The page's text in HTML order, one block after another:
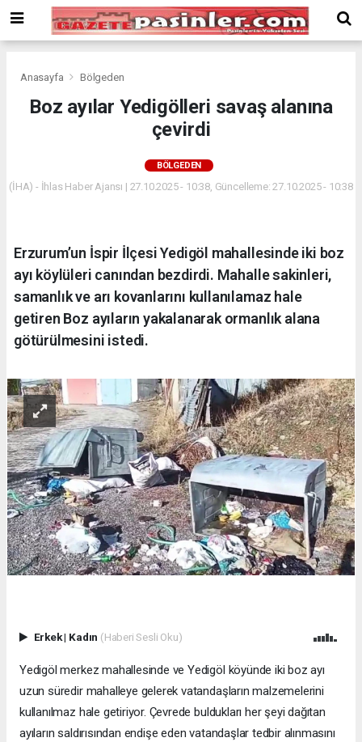
Bonusu
Veren
deneme
siteler
Veren
Anasayfa Bölgeden
Boz ayılar Yedigölleri savaş alanına
çevirdi
BÖLGEDEN
(İHA) - İhlas Haber Ajansı | 27.10.2025 - 10:38, Güncelleme: 27.10.2025 - 10:38
Erzurum’un İspir İlçesi Yedigöl mahallesinde iki boz
ayı köylüleri canından bezdirdi. Mahalle sakinleri,
samanlık ve arı kovanlarını kullanılamaz hale
getiren Boz ayıların yakalanarak ormanlık alana
götürülmesini istedi.
Erkek| Kadın (Haberi Sesli Oku)
Yedigöl merkez mahallesinde ve Yedigöl köyünde iki boz ayı
uzun süredir mahalleye gelerek vatandaşların malzemelerini
kullanılmaz hale getiriyor. Çevrede buldukları her şeyi dağıtan
ayıların saldırısından endişe eden vatandaşlar tedbir alınmasını